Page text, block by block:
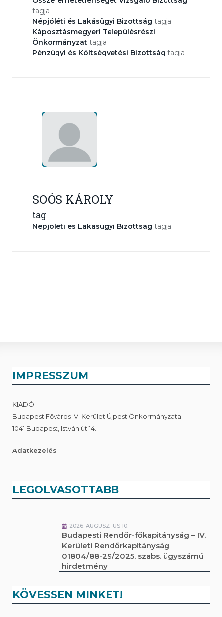
tagja
Népjóléti és Lakásügyi Bizottság tagja
Káposztásmegyeri Településrészi
Önkormányzat tagja
Pénzügyi és Költségvetési Bizottság tagja
SOÓS KÁROLY
tag
Népjóléti és Lakásügyi Bizottság tagja
IMPRESSZUM
KIADÓ
Budapest Főváros IV. Kerület Újpest Önkormányzata
1041 Budapest, István út 14.
Adatkezelés
LEGOLVASOTTABB
2026. AUGUSZTUS 10.
Budapesti Rendőr-főkapitányság – IV.
Kerületi Rendőrkapitányság
01804/88-29/2025. szabs. ügyszámú
hirdetmény
KÖVESSEN MINKET!